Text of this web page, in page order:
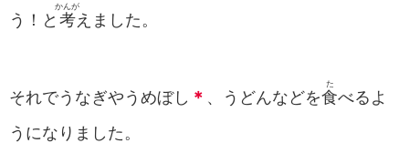
う！と 考
かんが
えました。
それでうなぎやうめぼし ＊ 、うどんなどを食
た
べるよ
うになりました。